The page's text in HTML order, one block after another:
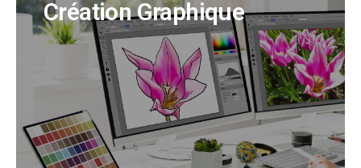
Création Graphique
Création Graphique
Nous créons tous vos supports de
communication (flyer, affiche, brochure produit,
bulletin municipal, mascotte..)
EN SAVOIR PLUS